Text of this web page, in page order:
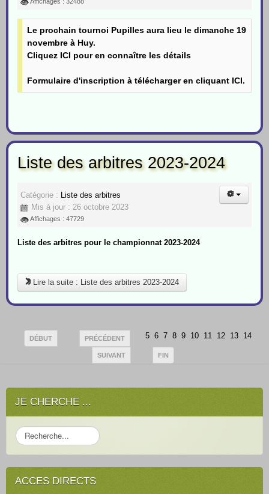
Le prochain tournoi Pupilles aura lieu le dimanche 19
novembre à Huy.
Cliquez ICI pour en connaître les détails
Formulaire d'inscription à télécharger en cliquant ICI.
Liste des arbitres 2023-2024
Catégorie : Liste des arbitres
Mis à jour : 26 octobre 2023
Affichages : 47729
Liste des arbitres pour le championnat 2023-2024
Lire la suite : Liste des arbitres 2023-2024
DÉBUT PRÉCÉDENT 5 6 7 8 9 10 11 12 13 14
SUIVANT FIN
JE CHERCHE ...
R
e
c
h
e
ACCES DIRECTS